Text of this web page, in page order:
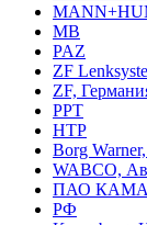
MB
PAZ
ZF
ZF,
PPT
HTP
Borg
WABCO,
ПАО
РФ